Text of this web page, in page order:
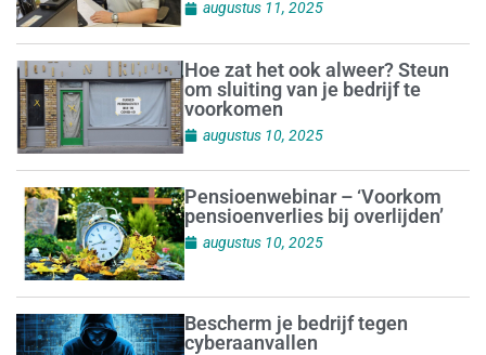
augustus 11, 2025
Hoe zat het ook alweer? Steun
om sluiting van je bedrijf te
voorkomen
augustus 10, 2025
Pensioenwebinar – ‘Voorkom
pensioenverlies bij overlijden’
augustus 10, 2025
Bescherm je bedrijf tegen
cyberaanvallen